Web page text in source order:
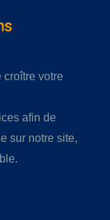
votre
afin de
sur notre site,